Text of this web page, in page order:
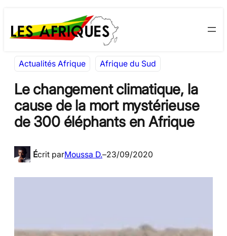
au
contenu
to
content
Actualités Afrique Afrique du Sud
Le changement climatique, la
cause de la mort mystérieuse
de 300 éléphants en Afrique
Écrit parMoussa D.–23/09/2020